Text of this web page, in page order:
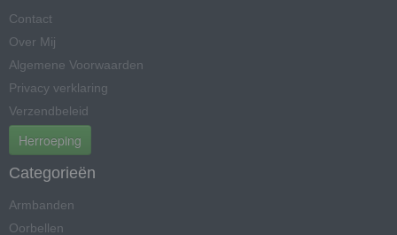
Contact
Over Mij
Algemene Voorwaarden
Privacy verklaring
Verzendbeleid
Herroeping
Categorieën
Armbanden
Oorbellen